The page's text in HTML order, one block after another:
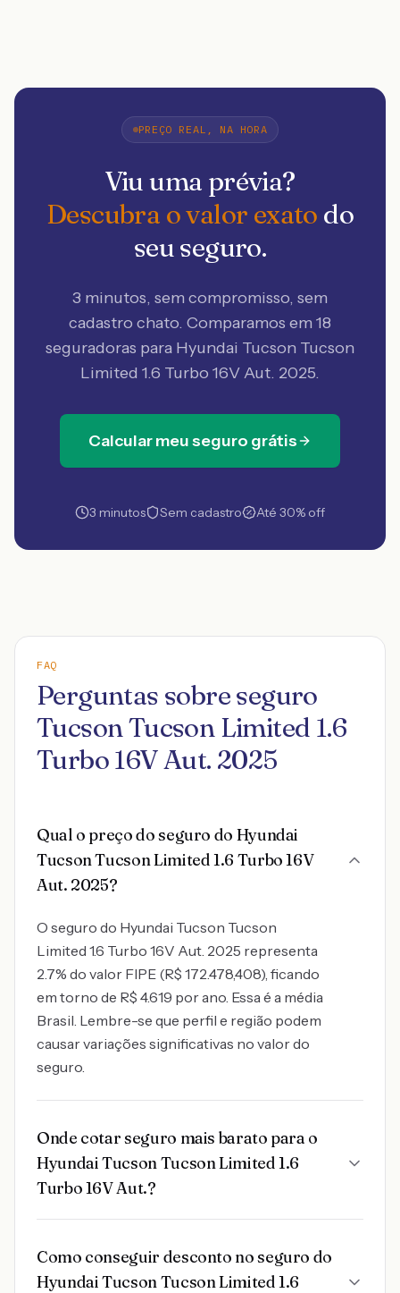
PREÇO REAL, NA HORA
Viu uma prévia?
Descubra o valor exato do
seu seguro.
3 minutos, sem compromisso, sem
cadastro chato. Comparamos em 18
seguradoras para Hyundai Tucson Tucson
Limited 1.6 Turbo 16V Aut. 2025.
Calcular meu seguro grátis
3 minutos Sem cadastro Até 30% off
FAQ
Perguntas sobre seguro
Tucson Tucson Limited 1.6
Turbo 16V Aut. 2025
Qual o preço do seguro do Hyundai
Tucson Tucson Limited 1.6 Turbo 16V
Aut. 2025?
O seguro do Hyundai Tucson Tucson
Limited 1.6 Turbo 16V Aut. 2025 representa
2.7% do valor FIPE (R$ 172.478,408), ficando
em torno de R$ 4.619 por ano. Essa é a média
Brasil. Lembre-se que perfil e região podem
causar variações significativas no valor do
seguro.
Onde cotar seguro mais barato para o
Hyundai Tucson Tucson Limited 1.6
Turbo 16V Aut.?
Como conseguir desconto no seguro do
Hyundai Tucson Tucson Limited 1.6